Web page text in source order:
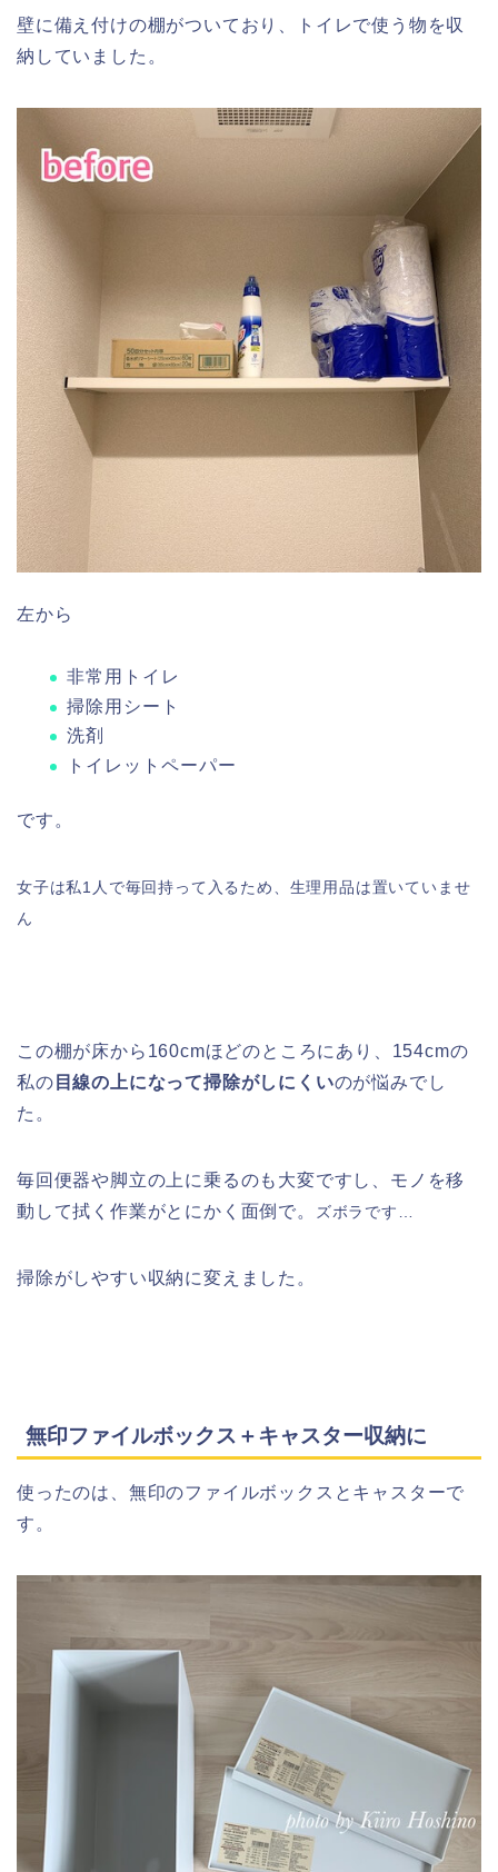
壁に備え付けの棚がついており、トイレで使う物を収
納していました。
左から
非常用トイレ
掃除用シート
洗剤
トイレットペーパー
です。
女子は私1人で毎回持って入るため、生理用品は置いていませ
ん
この棚が床から160cmほどのところにあり、154cmの
私の 目線の上になって掃除がしにくいのが悩みでし
た。
毎回便器や脚立の上に乗るのも大変ですし、モノを移
動して拭く作業がとにかく面倒で。
ズボラです…
掃除がしやすい収納に変えました。
無印ファイルボックス＋キャスター収納に
使ったのは、無印のファイルボックスとキャスターで
す。